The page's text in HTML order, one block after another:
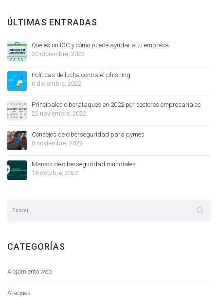
ÚLTIMAS ENTRADAS
Que es un IOC y cómo puede ayudar a tu empresa
20 diciembre, 2022
Políticas de lucha contra el phishing
6 diciembre, 2022
Principales ciberataques en 2022 por sectores empresariales
22 noviembre, 2022
Consejos de ciberseguridad para pymes
8 noviembre, 2022
Marcos de ciberseguridad mundiales
18 octubre, 2022
CATEGORÍAS
Alojamiento web
Ataques